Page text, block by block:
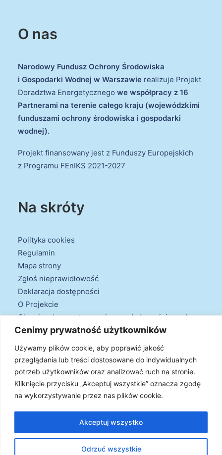
Cenimy prywatność użytkowników
Używamy plików cookie, aby poprawić jakość
przeglądania lub treści dostosowane do indywidualnych
potrzeb użytkowników oraz analizować ruch na stronie.
Kliknięcie przycisku „Akceptuj wszystkie” oznacza zgodę
na wykorzystywanie przez nas plików cookie.
Odrzuć wszystkie
Akceptuj wszystko
O nas
Narodowy Fundusz Ochrony Środowiska
i Gospodarki Wodnej w Warszawie realizuje Projekt
Doradztwa Energetycznego we współpracy z 16
Partnerami na terenie całego kraju (wojewódzkimi
funduszami ochrony środowiska i gospodarki
wodnej).
Projekt finansowany jest z Funduszy Europejskich
z Programu FEnIKS 2021-2027
Na skróty
Polityka cookies
Regulamin
Mapa strony
Zgłoś nieprawidłowość
Deklaracja dostępności
O Projekcie
Obowiązek przestrzegania zasad równościowych
oraz warunków podstawowych
Klauzule informacyjne
zastrzeżone